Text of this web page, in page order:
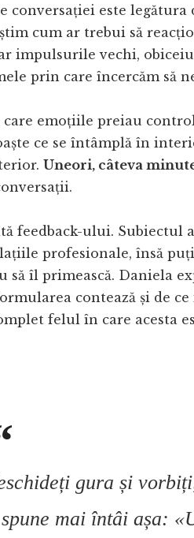
conversației este legătura
cum ar trebui să
impulsurile vechi,
prin care încercăm să
emoțiile preiau
ce se întâmplă în
Uneori, câteva
feedback-ului. Subiectul
profesionale, însă
să îl primească. Daniela
contează și de
felul în care acesta
gura și
mai întâi așa: